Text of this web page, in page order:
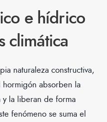
e hídrico
climática
naturaleza constructiva,
hormigón absorben la
la liberan de forma
fenómeno se suma el